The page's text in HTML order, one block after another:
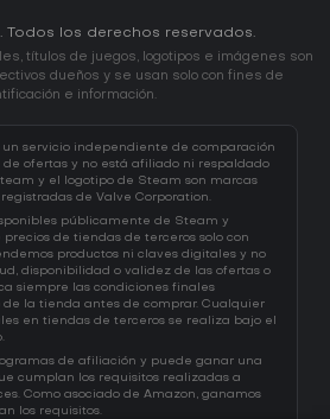
Todos los derechos reservados.
títulos de juegos, logotipos e imágenes son
dueños y se usan solo con fines de
e información.
un servicio independiente de comparación
ofertas y no está afiliado ni respaldado
y el logotipo de Steam son marcas
de Valve Corporation.
públicamente de Steam y
de tiendas de terceros solo con
productos ni claves digitales y no
disponibilidad o validez de las ofertas o
siempre las condiciones finales
la tienda antes de comprar. Cualquier
en tiendas de terceros se realiza bajo el
de afiliación y puede ganar una
cumplan los requisitos realizadas a
Como asociado de Amazon, ganamos
los requisitos.